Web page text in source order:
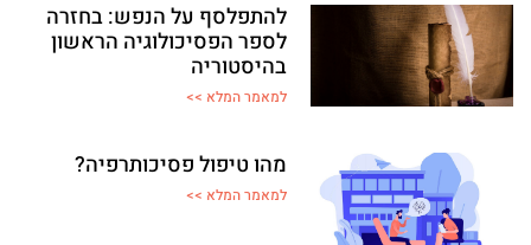
להתפלסף על הנפש: בחזרה
לספר הפסיכולוגיה הראשון
בהיסטוריה
למאמר המלא >>
מהו טיפול פסיכותרפיה?
למאמר המלא >>